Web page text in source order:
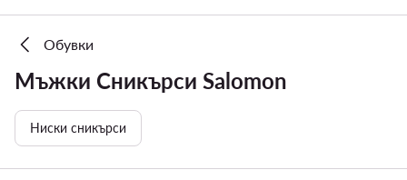
Обувки
Мъжки Сникърси Salomon
Ниски сникърси